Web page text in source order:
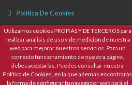
Utilizamos cookies PROPIAS Y DE TERCEROS para
realizar análisis de uso y de medición de nuestra
web para mejorar nuestros servicios. Para un
correcto funcionamiento de nuestra página,
debes aceptarlas. Puedes consultar nuestra
Política de Cookies, en la que además encontrarás
la forma de configurar tu navegador web para el
Política De Cookies
Consulta nuestras sugerencias
Diseño web Barcelona:
Facebook